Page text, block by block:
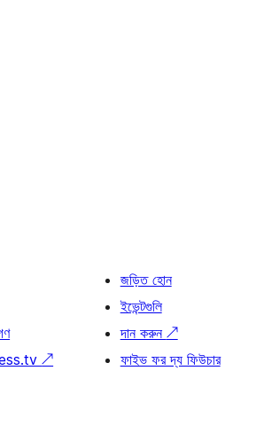
↗
জড়িত হোন
ইভেন্টগুলি
দান করুন ↗
ফাইভ ফর দ্য ফিউচার